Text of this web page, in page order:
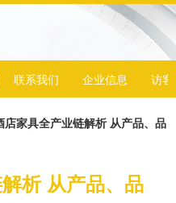
联系我们 企业信息 访客
店家具全产业链解析 从产品、品
析 从产品、品